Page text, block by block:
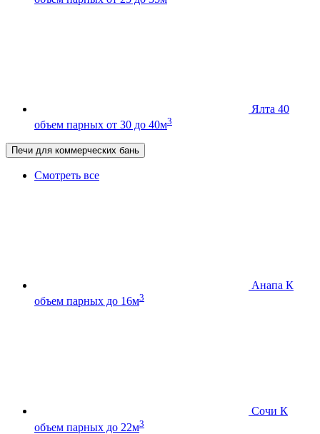
Ялта 40
объем парных от 30 до 40м3
Печи для коммерческих бань
Смотреть все
Анапа К
объем парных до 16м3
Сочи К
объем парных до 22м3